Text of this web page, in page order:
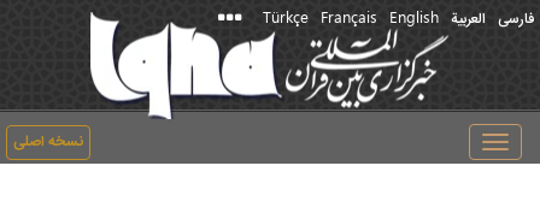
فارسی العربیة English
Français
Türkçe
نسخه اصلی
Toggle
navigation